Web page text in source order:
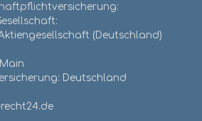
(Deutschland)
Deutschland